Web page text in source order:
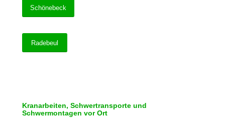
Schönebeck
Radebeul
Kranarbeiten, Schwertransporte und
Schwermontagen vor Ort